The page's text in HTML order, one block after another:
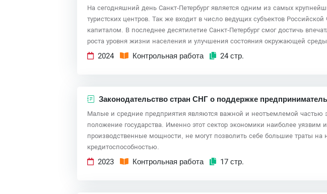
На сегодняшний день Санкт-Петербург является одним из самых
туристских центров. Так же входит в число ведущих субъектов
капиталом. В последнее десятилетие Санкт-Петербург смог достичь
роста уровня жизни населения и улучшения состояния окружающей
2024 Контрольная работа 24 стр.
Законодательство стран СНГ о поддержке
Малые и средние предприятия являются важной и неотъемлемой
положение государства. Именно этот сектор экономики наиболее
производственные мощности, не могут позволить себе большие траты
кредитоспособностью.
2023 Контрольная работа 17 стр.